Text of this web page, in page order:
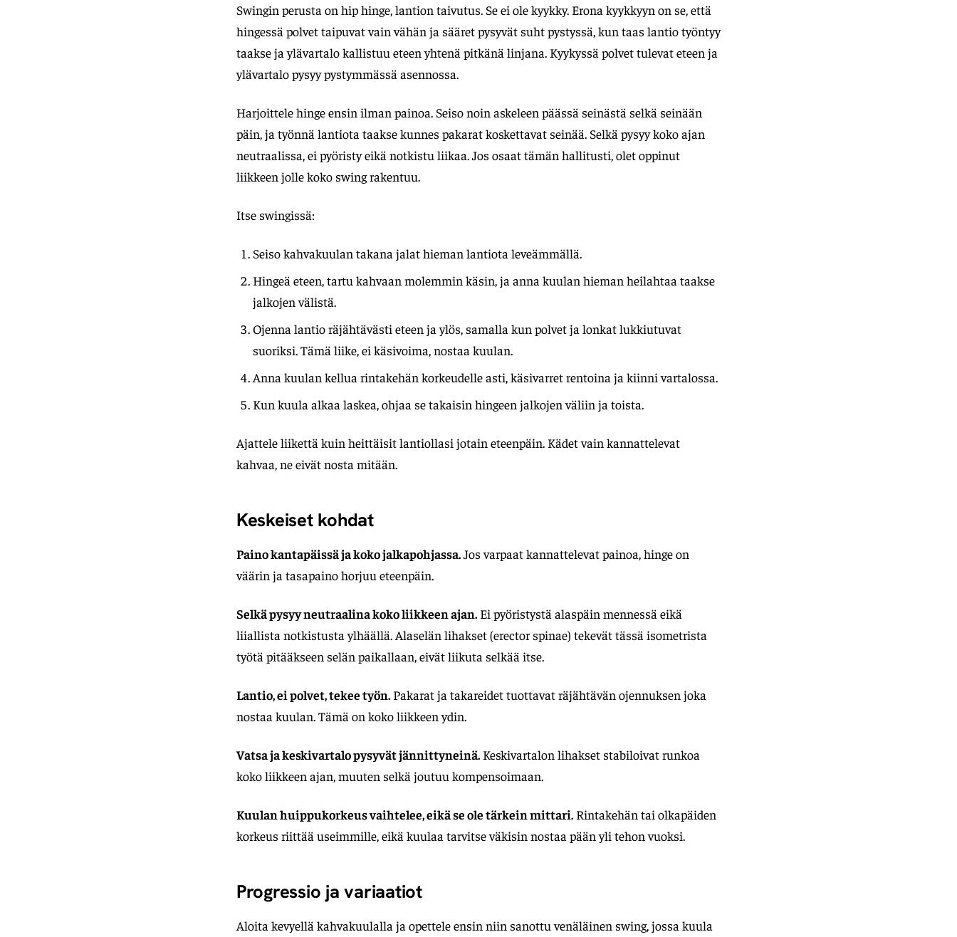
Swingin perusta on hip hinge, lantion taivutus. Se ei ole kyykky. Erona kyykkyyn on se, että
hingessä polvet taipuvat vain vähän ja sääret pysyvät suht pystyssä, kun taas lantio työntyy
taakse ja ylävartalo kallistuu eteen yhtenä pitkänä linjana. Kyykyssä polvet tulevat eteen ja
ylävartalo pysyy pystymmässä asennossa.
Harjoittele hinge ensin ilman painoa. Seiso noin askeleen päässä seinästä selkä seinään
päin, ja työnnä lantiota taakse kunnes pakarat koskettavat seinää. Selkä pysyy koko ajan
neutraalissa, ei pyöristy eikä notkistu liikaa. Jos osaat tämän hallitusti, olet oppinut
liikkeen jolle koko swing rakentuu.
Itse swingissä:
Seiso kahvakuulan takana jalat hieman lantiota leveämmällä.
Hingeä eteen, tartu kahvaan molemmin käsin, ja anna kuulan hieman heilahtaa taakse
jalkojen välistä.
Ojenna lantio räjähtävästi eteen ja ylös, samalla kun polvet ja lonkat lukkiutuvat
suoriksi. Tämä liike, ei käsivoima, nostaa kuulan.
Anna kuulan kellua rintakehän korkeudelle asti, käsivarret rentoina ja kiinni vartalossa.
Kun kuula alkaa laskea, ohjaa se takaisin hingeen jalkojen väliin ja toista.
Ajattele liikettä kuin heittäisit lantiollasi jotain eteenpäin. Kädet vain kannattelevat
kahvaa, ne eivät nosta mitään.
Keskeiset kohdat
Paino kantapäissä ja koko jalkapohjassa.Jos varpaat kannattelevat painoa, hinge on
väärin ja tasapaino horjuu eteenpäin.
Selkä pysyy neutraalina koko liikkeen ajan. Ei pyöristystä alaspäin mennessä eikä
liiallista notkistusta ylhäällä. Alaselän lihakset (erector spinae) tekevät tässä isometrista
työtä pitääkseen selän paikallaan, eivät liikuta selkää itse.
Lantio, ei polvet, tekee työn. Pakarat ja takareidet tuottavat räjähtävän ojennuksen joka
nostaa kuulan. Tämä on koko liikkeen ydin.
Vatsa ja keskivartalo pysyvät jännittyneinä. Keskivartalon lihakset stabiloivat runkoa
koko liikkeen ajan, muuten selkä joutuu kompensoimaan.
Kuulan huippukorkeus vaihtelee, eikä se ole tärkein mittari. Rintakehän tai olkapäiden
korkeus riittää useimmille, eikä kuulaa tarvitse väkisin nostaa pään yli tehon vuoksi.
Progressio ja variaatiot
Aloita kevyellä kahvakuulalla ja opettele ensin niin sanottu venäläinen swing, jossa kuula